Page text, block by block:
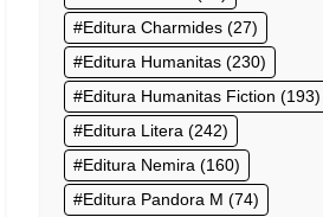
Editura Charmides (27)
Editura Humanitas (230)
Editura Humanitas Fiction (193)
Editura Litera (242)
Editura Nemira (160)
Editura Pandora M (74)